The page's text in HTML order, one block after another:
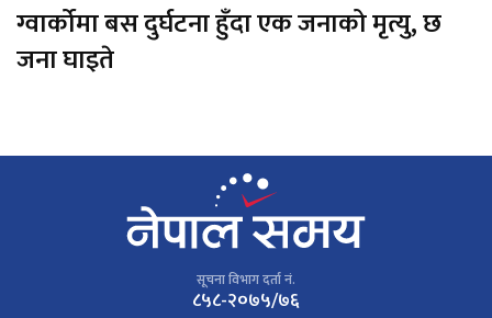
ग्वार्कोमा बस दुर्घटना हुँदा एक जनाको मृत्यु, छ
जना घाइते
सूचना विभाग दर्ता नं.
८५८-२०७५/७६